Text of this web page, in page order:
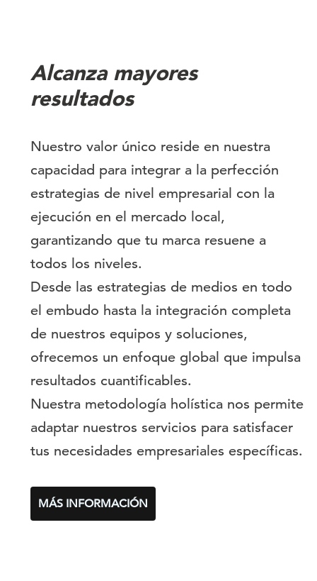
Alcanza mayores
resultados
Nuestro valor único reside en nuestra
capacidad para integrar a la perfección
estrategias de nivel empresarial con la
ejecución en el mercado local,
garantizando que tu marca resuene a
todos los niveles.
Desde las estrategias de medios en todo
el embudo hasta la integración completa
de nuestros equipos y soluciones,
ofrecemos un enfoque global que impulsa
resultados cuantificables.
Nuestra metodología holística nos permite
adaptar nuestros servicios para satisfacer
tus necesidades empresariales específicas.
MÁS INFORMACIÓN